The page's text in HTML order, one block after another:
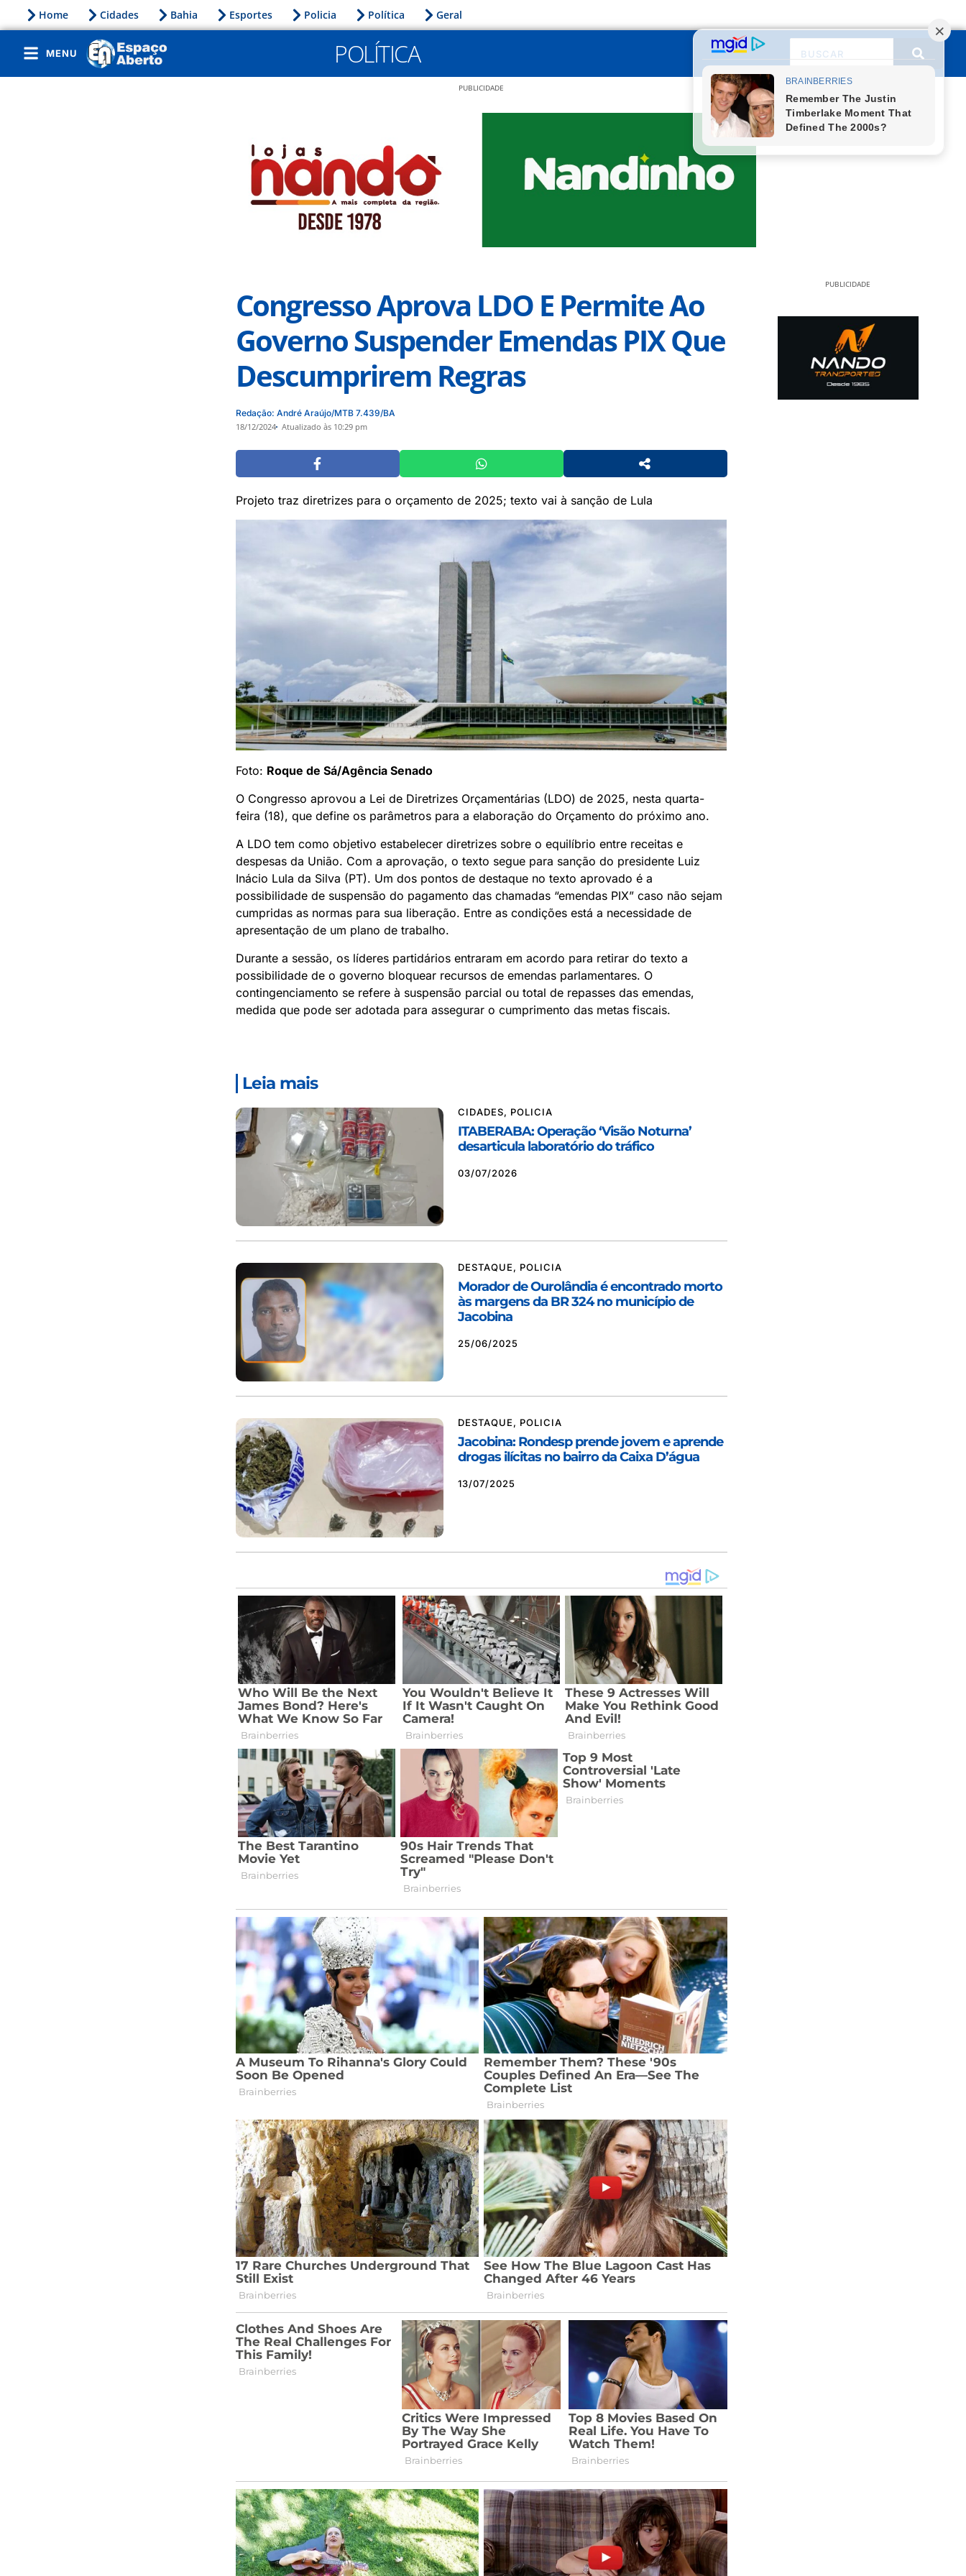
Home Cidades Bahia Esportes Policia Política Geral
MENU POLÍTICA
PUBLICIDADE
Congresso Aprova LDO E Permite Ao
Governo Suspender Emendas PIX Que
Descumprirem Regras
Redação: André Araújo/MTB 7.439/BA
18/12/2024 Atualizado às 10:29 pm
Projeto traz diretrizes para o orçamento de 2025; texto vai à sanção de Lula
Foto: Roque de Sá/Agência Senado
O Congresso aprovou a Lei de Diretrizes Orçamentárias (LDO) de 2025, nesta quarta-
feira (18), que define os parâmetros para a elaboração do Orçamento do próximo ano.
A LDO tem como objetivo estabelecer diretrizes sobre o equilíbrio entre receitas e
despesas da União. Com a aprovação, o texto segue para sanção do presidente Luiz
Inácio Lula da Silva (PT). Um dos pontos de destaque no texto aprovado é a
possibilidade de suspensão do pagamento das chamadas “emendas PIX” caso não sejam
cumpridas as normas para sua liberação. Entre as condições está a necessidade de
apresentação de um plano de trabalho.
Durante a sessão, os líderes partidários entraram em acordo para retirar do texto a
possibilidade de o governo bloquear recursos de emendas parlamentares. O
contingenciamento se refere à suspensão parcial ou total de repasses das emendas,
medida que pode ser adotada para assegurar o cumprimento das metas fiscais.
Leia mais
CIDADES, POLICIA
ITABERABA: Operação ‘Visão Noturna’
desarticula laboratório do tráfico
03/07/2026
DESTAQUE, POLICIA
Morador de Ourolândia é encontrado morto
às margens da BR 324 no município de
Jacobina
25/06/2025
DESTAQUE, POLICIA
Jacobina: Rondesp prende jovem e aprende
drogas ilícitas no bairro da Caixa D’água
13/07/2025
PUBLICIDADE